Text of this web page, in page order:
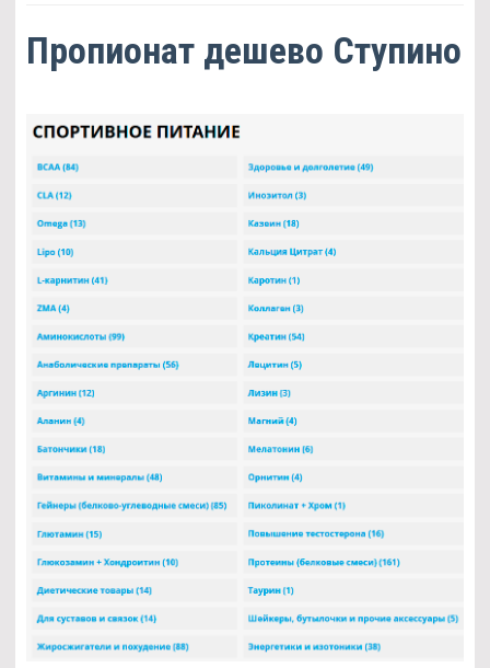
Пропионат дешево Ступино